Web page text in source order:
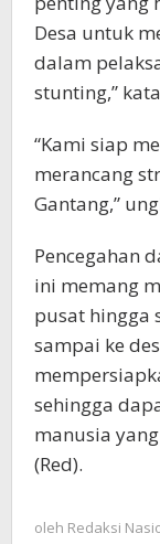
Desa untuk
dalam
stunting,”
“Kami siap
merancang
Gantang,”
Pencegahan
ini memang
pusat hingga
sampai ke
sehingga
manusia
(Red).
oleh Redaksi